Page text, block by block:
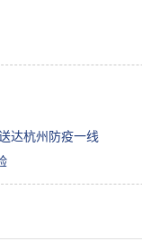
达杭州防疫一线